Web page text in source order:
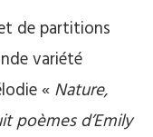
de partitions
variété
« Nature,
poèmes d’Emily